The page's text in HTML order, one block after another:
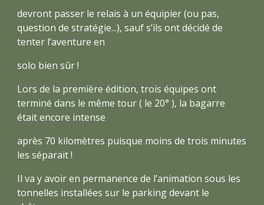
devront passer le relais à un équipier (ou pas,
question de stratégie...), sauf s’ils ont décidé de
tenter l’aventure en
solo bien sûr !
Lors de la première édition, trois équipes ont
terminé dans le même tour ( le 20° ), la bagarre
était encore intense
après 70 kilomètres puisque moins de trois minutes
les séparait !
Il va y avoir en permanence de l’animation sous les
tonnelles installées sur le parking devant le